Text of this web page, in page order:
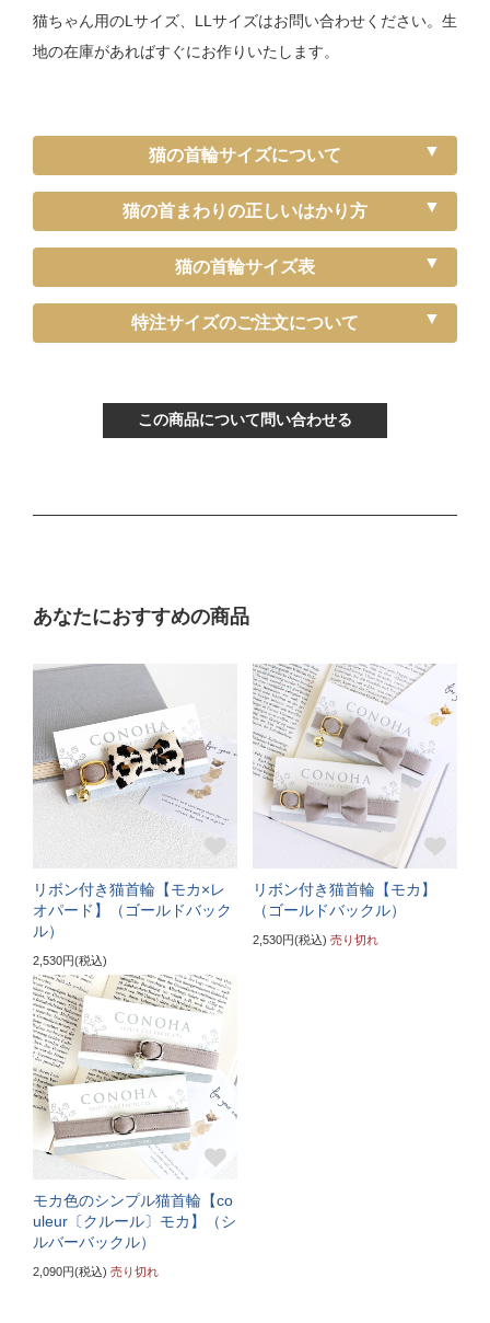
猫ちゃん用のLサイズ、LLサイズはお問い合わせください。生
地の在庫があればすぐにお作りいたします。
猫の首輪サイズについて
猫の首まわりの正しいはかり方
猫の首輪サイズ表
《特注》Sサイズ
首輪サイズ（-5cm特注）
Mサイズ
普通サイズ
サイズの目安（3～5kgの成猫）
《特注》Lサイズ
ぴったり測った首まわり（22～24cm）
首輪サイズ（+5cm特注）
サイズの目安（5～6kgの大きめな成猫）
《特注》LLサイズ
ぴったり測った首まわり（25cm～）
首輪サイズ（+10cm特注）
サイズの目安（7kg超えの大型の成猫）
特注サイズのご注文について
この商品について問い合わせる
あなたにおすすめの商品
リボン付き猫首輪【モカ×レ
オパード】（ゴールドバック
ル）
2,530円(税込)
リボン付き猫首輪【モカ】
（ゴールドバックル）
2,530円(税込) 売り切れ
モカ色のシンプル猫首輪【co
uleur〔クルール〕モカ】（シ
ルバーバックル）
2,090円(税込) 売り切れ